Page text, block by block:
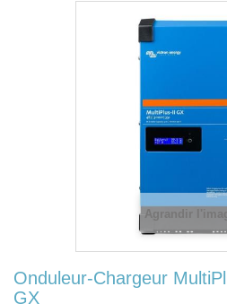
Agrandir
Onduleur-Chargeur
GX